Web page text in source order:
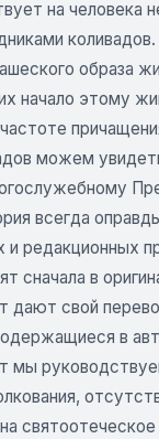
на человека
образа
начало этому
можем
всегда
и редакционных
сначала в
дают свой
в
мы